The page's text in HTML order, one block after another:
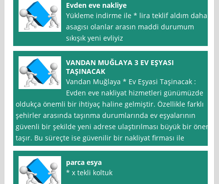
Evden eve nakliye
Yükleme indirme ile * lira teklif aldım daha
asagısı olanlar arasın maddi durumum
sıkışık yeni evliyiz
VANDAN MUĞLAYA 3 EV EŞYASI
TAŞINACAK
Vandan Muğlaya * Ev Eşyasi Taşinacak :
Evden eve nakliyat hizmetleri günümüzde
oldukça önemli bir ihtiyaç haline gelmiştir. Özellikle farklı
şehirler arasında taşınma durumlarında ev eşyalarının
güvenli bir şekilde yeni adrese ulaştırılması büyük bir önem
taşır. Bu süreçte ise güvenilir bir nakliyat firması ile
parca esya
* x tekli koltuk